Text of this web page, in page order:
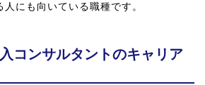
にも向いている職種です。
コンサルタントのキャリア